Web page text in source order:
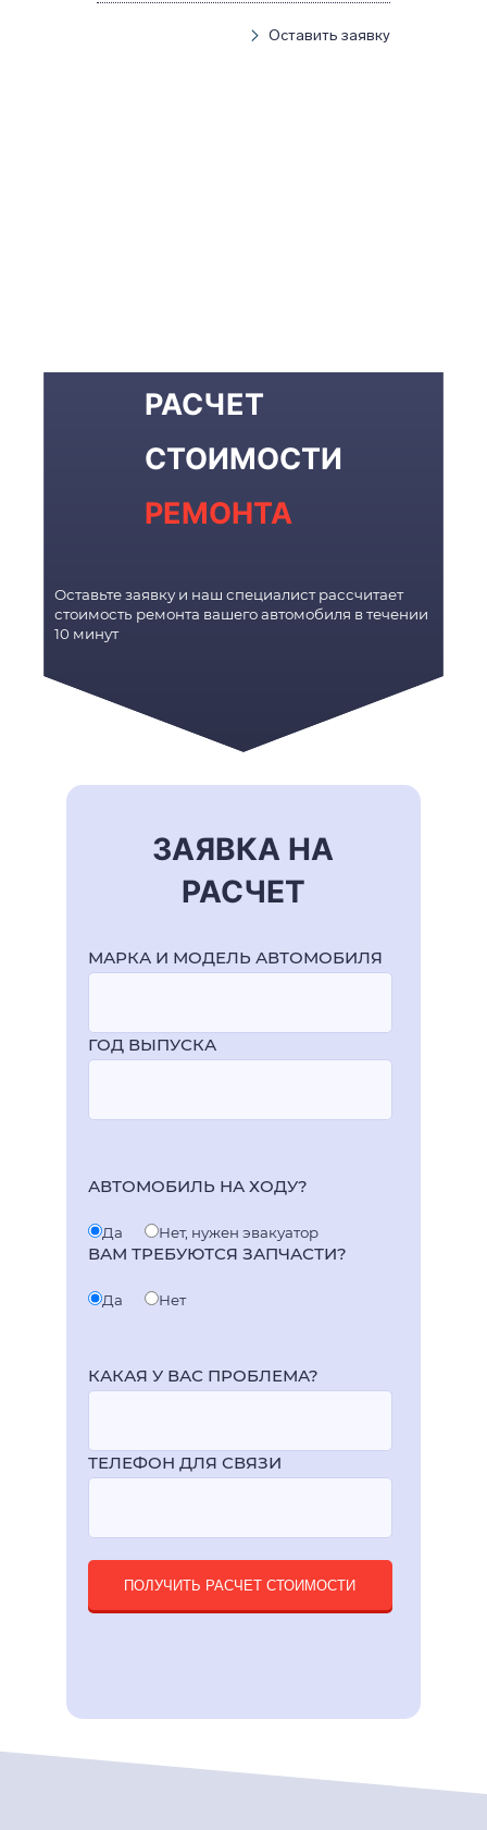
Оставить заявку
РАСЧЕТ
СТОИМОСТИ
РЕМОНТА
Оставьте заявку и наш специалист рассчитает
стоимость ремонта вашего автомобиля в течении
10 минут
ЗАЯВКА НА
РАСЧЕТ
МАРКА И МОДЕЛЬ АВТОМОБИЛЯ
ГОД ВЫПУСКА
АВТОМОБИЛЬ НА ХОДУ?
Да Нет, нужен эвакуатор
ВАМ ТРЕБУЮТСЯ ЗАПЧАСТИ?
Да Нет
КАКАЯ У ВАС ПРОБЛЕМА?
ТЕЛЕФОН ДЛЯ СВЯЗИ
ПОЛУЧИТЬ РАСЧЕТ СТОИМОСТИ